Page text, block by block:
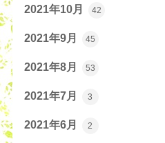
2021年10月 42
2021年9月 45
2021年8月 53
2021年7月 3
2021年6月 2